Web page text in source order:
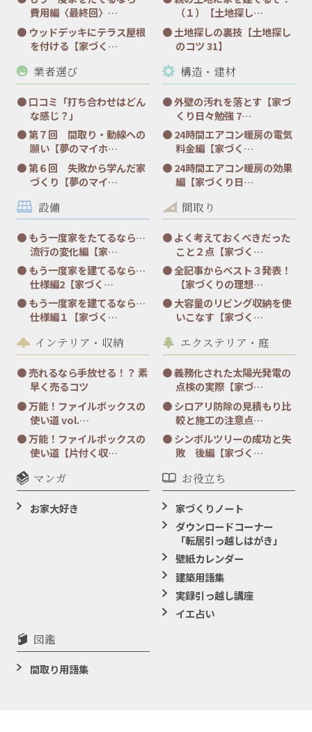
費用編〈最終回〉…
ウッドデッキにテラス屋根
を付ける【家づく…
（１）【土地探し…
土地探しの裏技【土地探し
のコツ 31】
業者選び
口コミ「打ち合わせはどん
な感じ？」
第７回 間取り・動線への
願い【夢のマイホ…
第６回 失敗から学んだ家
づくり【夢のマイ…
構造・建材
外壁の汚れを落とす【家づ
くり日々勉強 7…
24時間エアコン暖房の電気
料金編【家づく…
24時間エアコン暖房の効果
編【家づくり日…
設備
もう一度家をたてるなら…
流行の変化編【家…
もう一度家を建てるなら…
仕様編2【家づく…
もう一度家を建てるなら…
仕様編１【家づく…
間取り
よく考えておくべきだった
こと２点【家づく…
全記事からベスト３発表！
【家づくりの理想…
大容量のリビング収納を使
いこなす【家づく…
インテリア・収納
売れるなら手放せる！？ 素
早く売るコツ
万能！ファイルボックスの
使い道 vol.…
万能！ファイルボックスの
使い道【片付く収…
エクステリア・庭
義務化された太陽光発電の
点検の実際【家づ…
シロアリ防除の見積もり比
較と施工の注意点…
シンボルツリーの成功と失
敗 後編【家づく…
マンガ
お家大好き
お役立ち
家づくりノート
ダウンロードコーナー
「転居引っ越しはがき」
壁紙カレンダー
建築用語集
実録引っ越し講座
イエ占い
図鑑
間取り用語集